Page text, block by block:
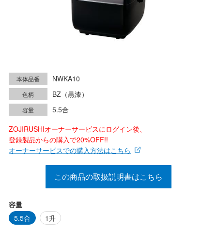
本体品番 NWKA10
色柄 BZ（黒漆）
容量
5.5合
ZOJIRUSHIオーナーサービスにログイン後、
登録製品からの購入で20%OFF!!
オーナーサービスでの購入方法はこちら
この商品の取扱説明書はこちら
容量
5.5合
1升